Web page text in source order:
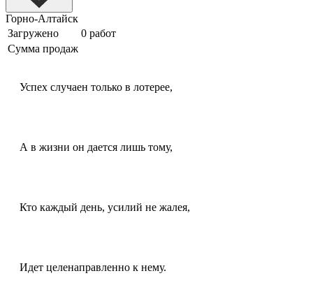
Горно-Алтайск
Загружено
0 работ
Сумма продаж
Успех случаен только в лотерее,
А в жизни он дается лишь тому,
Кто каждый день, усилий не жалея,
Идет целенаправленно к нему.